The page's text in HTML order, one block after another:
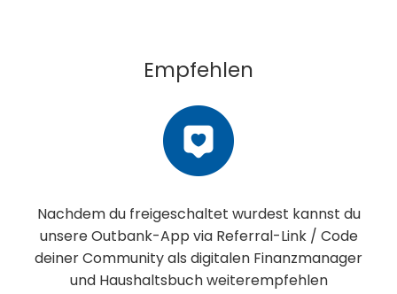
Empfehlen
Nachdem du freigeschaltet wurdest kannst du
unsere Outbank-App via Referral-Link / Code
deiner Community als digitalen Finanzmanager
und Haushaltsbuch weiterempfehlen